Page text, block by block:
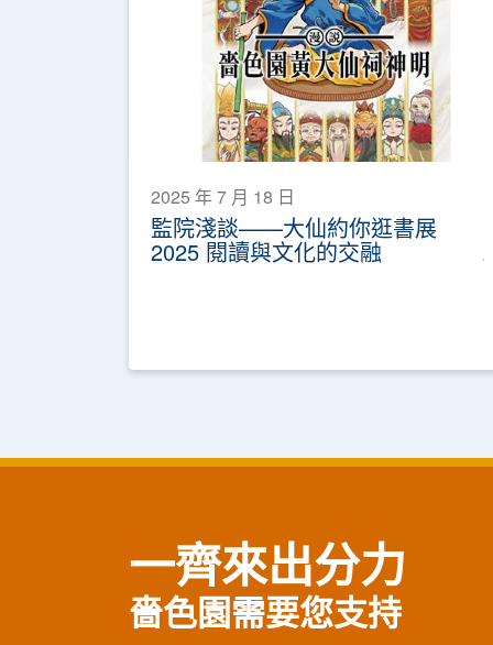
2025 年 7 月 18 日
監院淺談——大仙約你逛書展
2025 閱讀與文化的交融
一齊來出分力
嗇色園需要您支持